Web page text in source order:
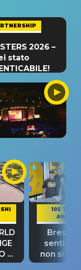
2026 –
stato
si
105 TAKE
AWAY
Bresh:
non si
fino alla